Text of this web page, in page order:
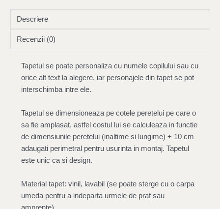
Descriere
Recenzii (0)
Tapetul se poate personaliza cu numele copilului sau cu
orice alt text la alegere, iar personajele din tapet se pot
interschimba intre ele.
Tapetul se dimensioneaza pe cotele peretelui pe care o
sa fie amplasat, astfel costul lui se calculeaza in functie
de dimensiunile peretelui (inaltime si lungime) + 10 cm
adaugati perimetral pentru usurinta in montaj. Tapetul
este unic ca si design.
Material tapet: vinil, lavabil (se poate sterge cu o carpa
umeda pentru a indeparta urmele de praf sau
amprente)